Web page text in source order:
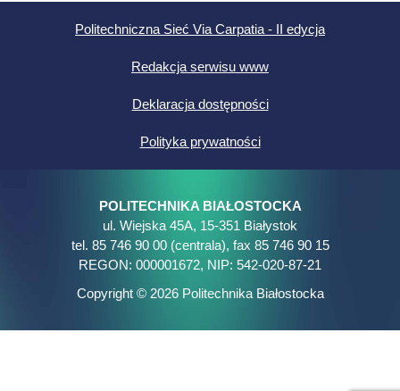
Politechniczna Sieć Via Carpatia - II edycja
Redakcja serwisu www
Deklaracja dostępności
Polityka prywatności
POLITECHNIKA BIAŁOSTOCKA
ul. Wiejska 45A, 15-351 Białystok
tel. 85 746 90 00 (centrala), fax 85 746 90 15
REGON: 000001672, NIP: 542-020-87-21
Copyright © 2026 Politechnika Białostocka